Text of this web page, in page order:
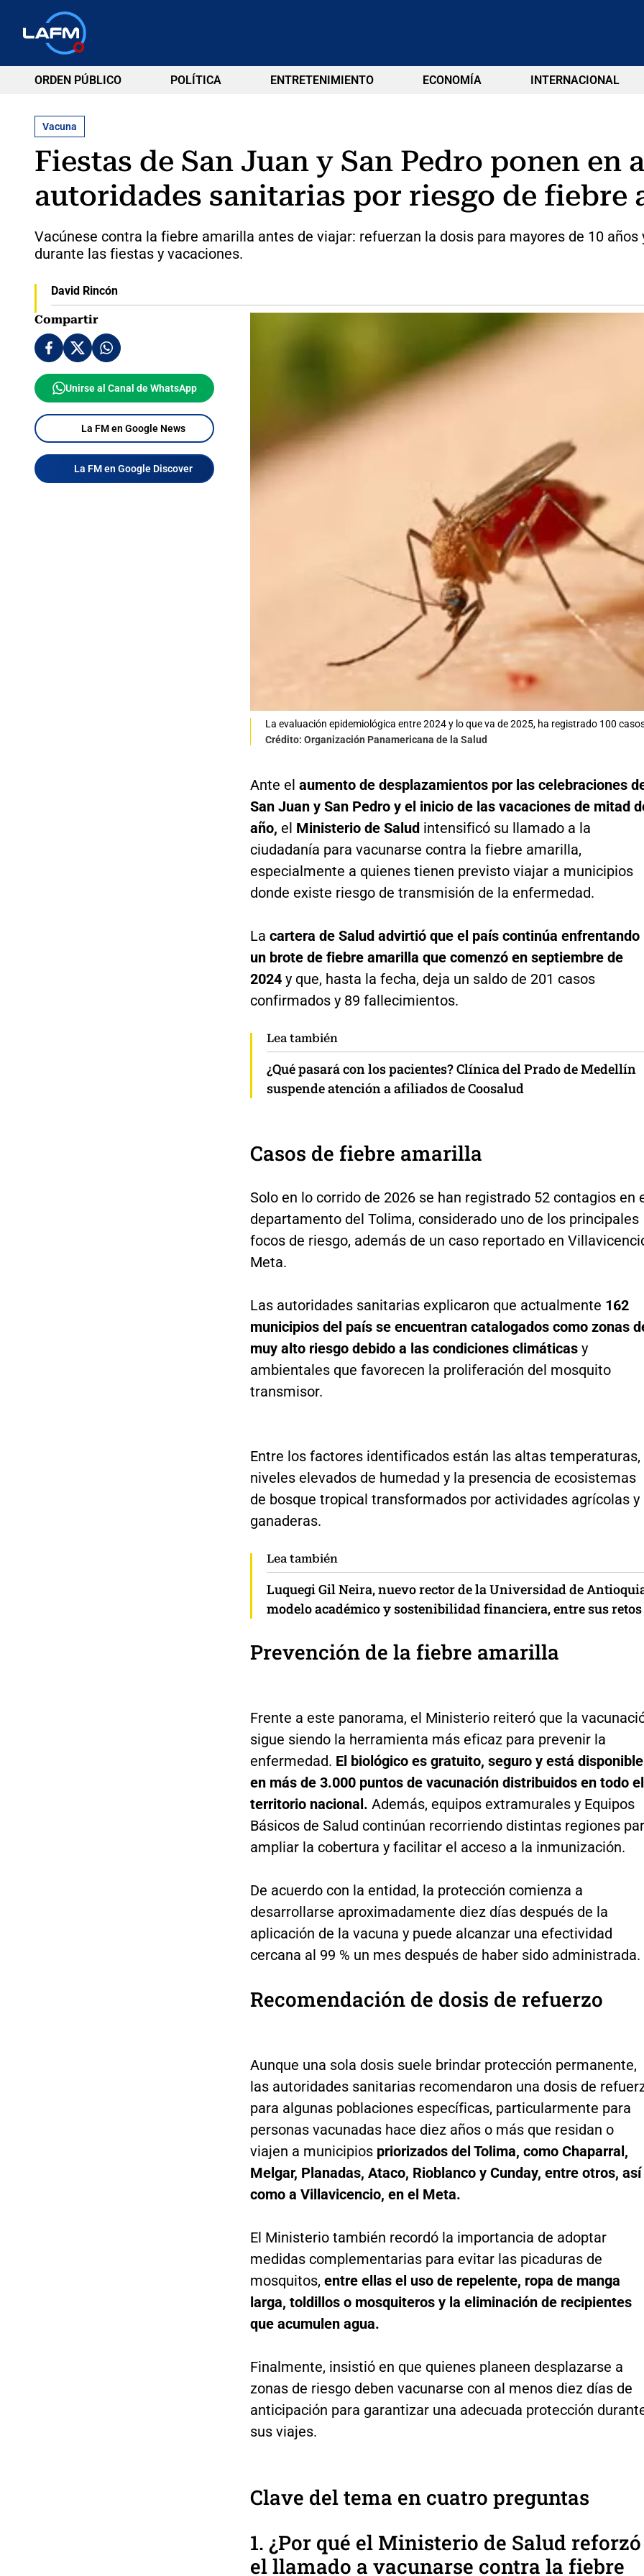
ORDEN PÚBLICO POLÍTICA ENTRETENIMIENTO ECONOMÍA INTERNACIONAL
Vacuna
Fiestas de San Juan y San Pedro ponen en
autoridades sanitarias por riesgo de fiebre
Vacúnese contra la fiebre amarilla antes de viajar: refuerzan la dosis para mayores de 10
durante las fiestas y vacaciones.
David Rincón
Compartir
Unirse al Canal de WhatsApp
La FM en Google News
La FM en Google Discover
La evaluación epidemiológica entre 2024 y lo que va de 2025, ha registrado 100
Crédito: Organización Panamericana de la Salud
Ante el aumento de desplazamientos por las celebraciones
San Juan y San Pedro y el inicio de las vacaciones de mitad
año, el Ministerio de Salud intensificó su llamado a la
ciudadanía para vacunarse contra la fiebre amarilla,
especialmente a quienes tienen previsto viajar a municipios
donde existe riesgo de transmisión de la enfermedad.
La cartera de Salud advirtió que el país continúa enfrentando
un brote de fiebre amarilla que comenzó en septiembre de
2024 y que, hasta la fecha, deja un saldo de 201 casos
confirmados y 89 fallecimientos.
Lea también
¿Qué pasará con los pacientes? Clínica del Prado de Medellín
suspende atención a afiliados de Coosalud
Casos de fiebre amarilla
Solo en lo corrido de 2026 se han registrado 52 contagios en
departamento del Tolima, considerado uno de los principales
focos de riesgo, además de un caso reportado en
Meta.
Las autoridades sanitarias explicaron que actualmente 162
municipios del país se encuentran catalogados como zonas
muy alto riesgo debido a las condiciones climáticasy
ambientales que favorecen la proliferación del mosquito
transmisor.
Entre los factores identificados están las altas temperaturas,
niveles elevados de humedad y la presencia de ecosistemas
de bosque tropical transformados por actividades agrícolas y
ganaderas.
Lea también
Luquegi Gil Neira, nuevo rector de la Universidad de
modelo académico y sostenibilidad financiera, entre sus retos
Prevención de la fiebre amarilla
Frente a este panorama, el Ministerio reiteró que la
sigue siendo la herramienta más eficaz para prevenir la
enfermedad. El biológico es gratuito, seguro y está disponible
en más de 3.000 puntos de vacunación distribuidos en todo el
territorio nacional. Además, equipos extramurales y Equipos
Básicos de Salud continúan recorriendo distintas regiones
ampliar la cobertura y facilitar el acceso a la inmunización.
De acuerdo con la entidad, la protección comienza a
desarrollarse aproximadamente diez días después de la
aplicación de la vacuna y puede alcanzar una efectividad
cercana al 99 % un mes después de haber sido administrada.
Recomendación de dosis de refuerzo
Aunque una sola dosis suele brindar protección permanente,
las autoridades sanitarias recomendaron una dosis de
para algunas poblaciones específicas, particularmente para
personas vacunadas hace diez años o más que residan o
viajen a municipios priorizados del Tolima, como Chaparral,
Melgar, Planadas, Ataco, Rioblanco y Cunday, entre otros, así
como a Villavicencio, en el Meta.
El Ministerio también recordó la importancia de adoptar
medidas complementarias para evitar las picaduras de
mosquitos, entre ellas el uso de repelente, ropa de manga
larga, toldillos o mosquiteros y la eliminación de recipientes
que acumulen agua.
Finalmente, insistió en que quienes planeen desplazarse a
zonas de riesgo deben vacunarse con al menos diez días de
anticipación para garantizar una adecuada protección
sus viajes.
Clave del tema en cuatro preguntas
1. ¿Por qué el Ministerio de Salud reforzó
el llamado a vacunarse contra la fiebre